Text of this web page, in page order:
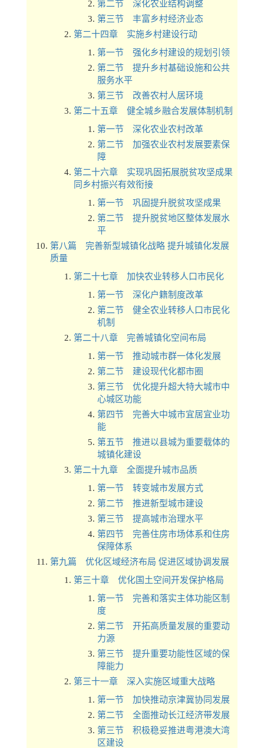
第二节 深化农业结构调整
第三节 丰富乡村经济业态
第二十四章 实施乡村建设行动
第一节 强化乡村建设的规划引领
第二节 提升乡村基础设施和公共
服务水平
第三节 改善农村人居环境
第二十五章 健全城乡融合发展体制机制
第一节 深化农业农村改革
第二节 加强农业农村发展要素保
障
第二十六章 实现巩固拓展脱贫攻坚成果
同乡村振兴有效衔接
第一节 巩固提升脱贫攻坚成果
第二节 提升脱贫地区整体发展水
平
第八篇 完善新型城镇化战略 提升城镇化发展
质量
第二十七章 加快农业转移人口市民化
第一节 深化户籍制度改革
第二节 健全农业转移人口市民化
机制
第二十八章 完善城镇化空间布局
第一节 推动城市群一体化发展
第二节 建设现代化都市圈
第三节 优化提升超大特大城市中
心城区功能
第四节 完善大中城市宜居宜业功
能
第五节 推进以县城为重要载体的
城镇化建设
第二十九章 全面提升城市品质
第一节 转变城市发展方式
第二节 推进新型城市建设
第三节 提高城市治理水平
第四节 完善住房市场体系和住房
保障体系
第九篇 优化区域经济布局 促进区域协调发展
第三十章 优化国土空间开发保护格局
第一节 完善和落实主体功能区制
度
第二节 开拓高质量发展的重要动
力源
第三节 提升重要功能性区域的保
障能力
第三十一章 深入实施区域重大战略
第一节 加快推动京津冀协同发展
第二节 全面推动长江经济带发展
第三节 积极稳妥推进粤港澳大湾
区建设